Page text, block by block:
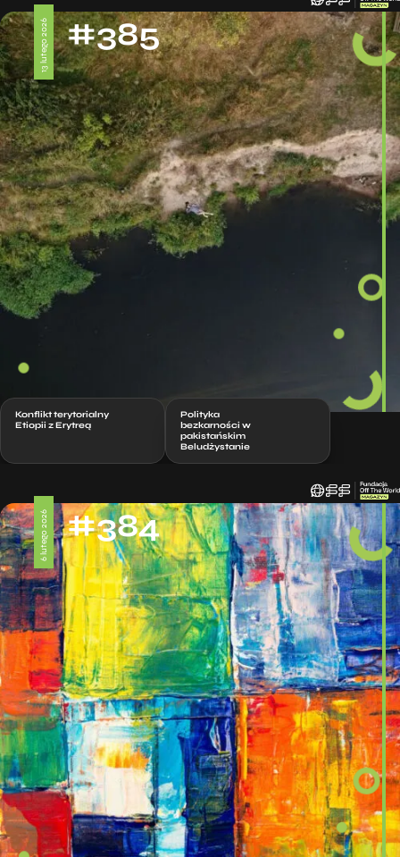
13 lutego 2026 #385
Konflikt terytorialny
Etiopii z Erytreą
Polityka
bezkarności w
pakistańskim
Beludżystanie
6 lutego 2026 #384